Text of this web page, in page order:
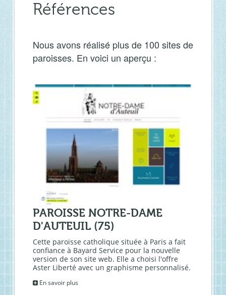
Références
Nous avons réalisé plus de 100 sites de
paroisses. En voici un aperçu :
PAROISSE NOTRE-DAME
D'AUTEUIL (75)
Cette paroisse catholique située à Paris a fait
confiance à Bayard Service pour la nouvelle
version de son site web. Elle a choisi l'offre
Aster Liberté avec un graphisme personnalisé.
En savoir plus